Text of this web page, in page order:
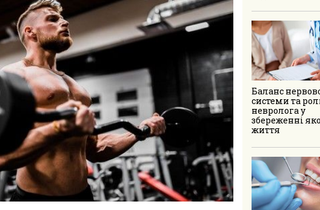
Баланс
системи та
невролога у
збереженні
життя